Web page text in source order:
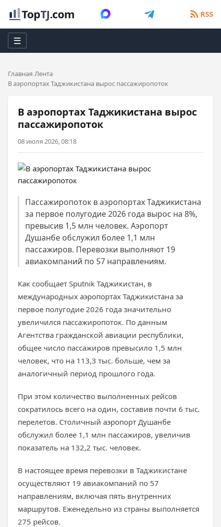
TopTJ.com RSS
☰
Главная Лента
В аэропортах Таджикистана вырос пассажиропоток
В аэропортах Таджикистана вырос
пассажиропоток
08 июля 2026, 08:18
Пассажиропоток в аэропортах Таджикистана
за первое полугодие 2026 года вырос на 8%,
превысив 1,5 млн человек. Аэропорт
Душанбе обслужил более 1,1 млн
пассажиров. Перевозки выполняют 19
авиакомпаний по 57 направлениям.
Как сообщает Sputnik Таджикистан, в
международных аэропортах Таджикистана за
первое полугодие 2026 года значительно
увеличился пассажиропоток. По данным
Агентства гражданской авиации республики,
общее число пассажиров превысило 1,5 млн
человек, что на 113,3 тыс. больше, чем за
аналогичный период прошлого года.
При этом количество выполненных рейсов
сократилось всего на один, составив почти 6 тыс.
перелетов. Столичный аэропорт Душанбе
обслужил более 1,1 млн пассажиров, увеличив
показатель на 132,2 тыс. человек.
В настоящее время перевозки в Таджикистане
осуществляют 19 авиакомпаний по 57
направлениям, включая пять внутренних
маршрутов. Еженедельно из страны выполняется
275 рейсов.